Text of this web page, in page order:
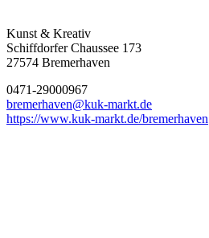
Kunst & Kreativ
Schiffdorfer Chaussee 173
27574 Bremerhaven
0471-29000967
bremerhaven@kuk-markt.de
https://www.kuk-markt.de/bremerhaven